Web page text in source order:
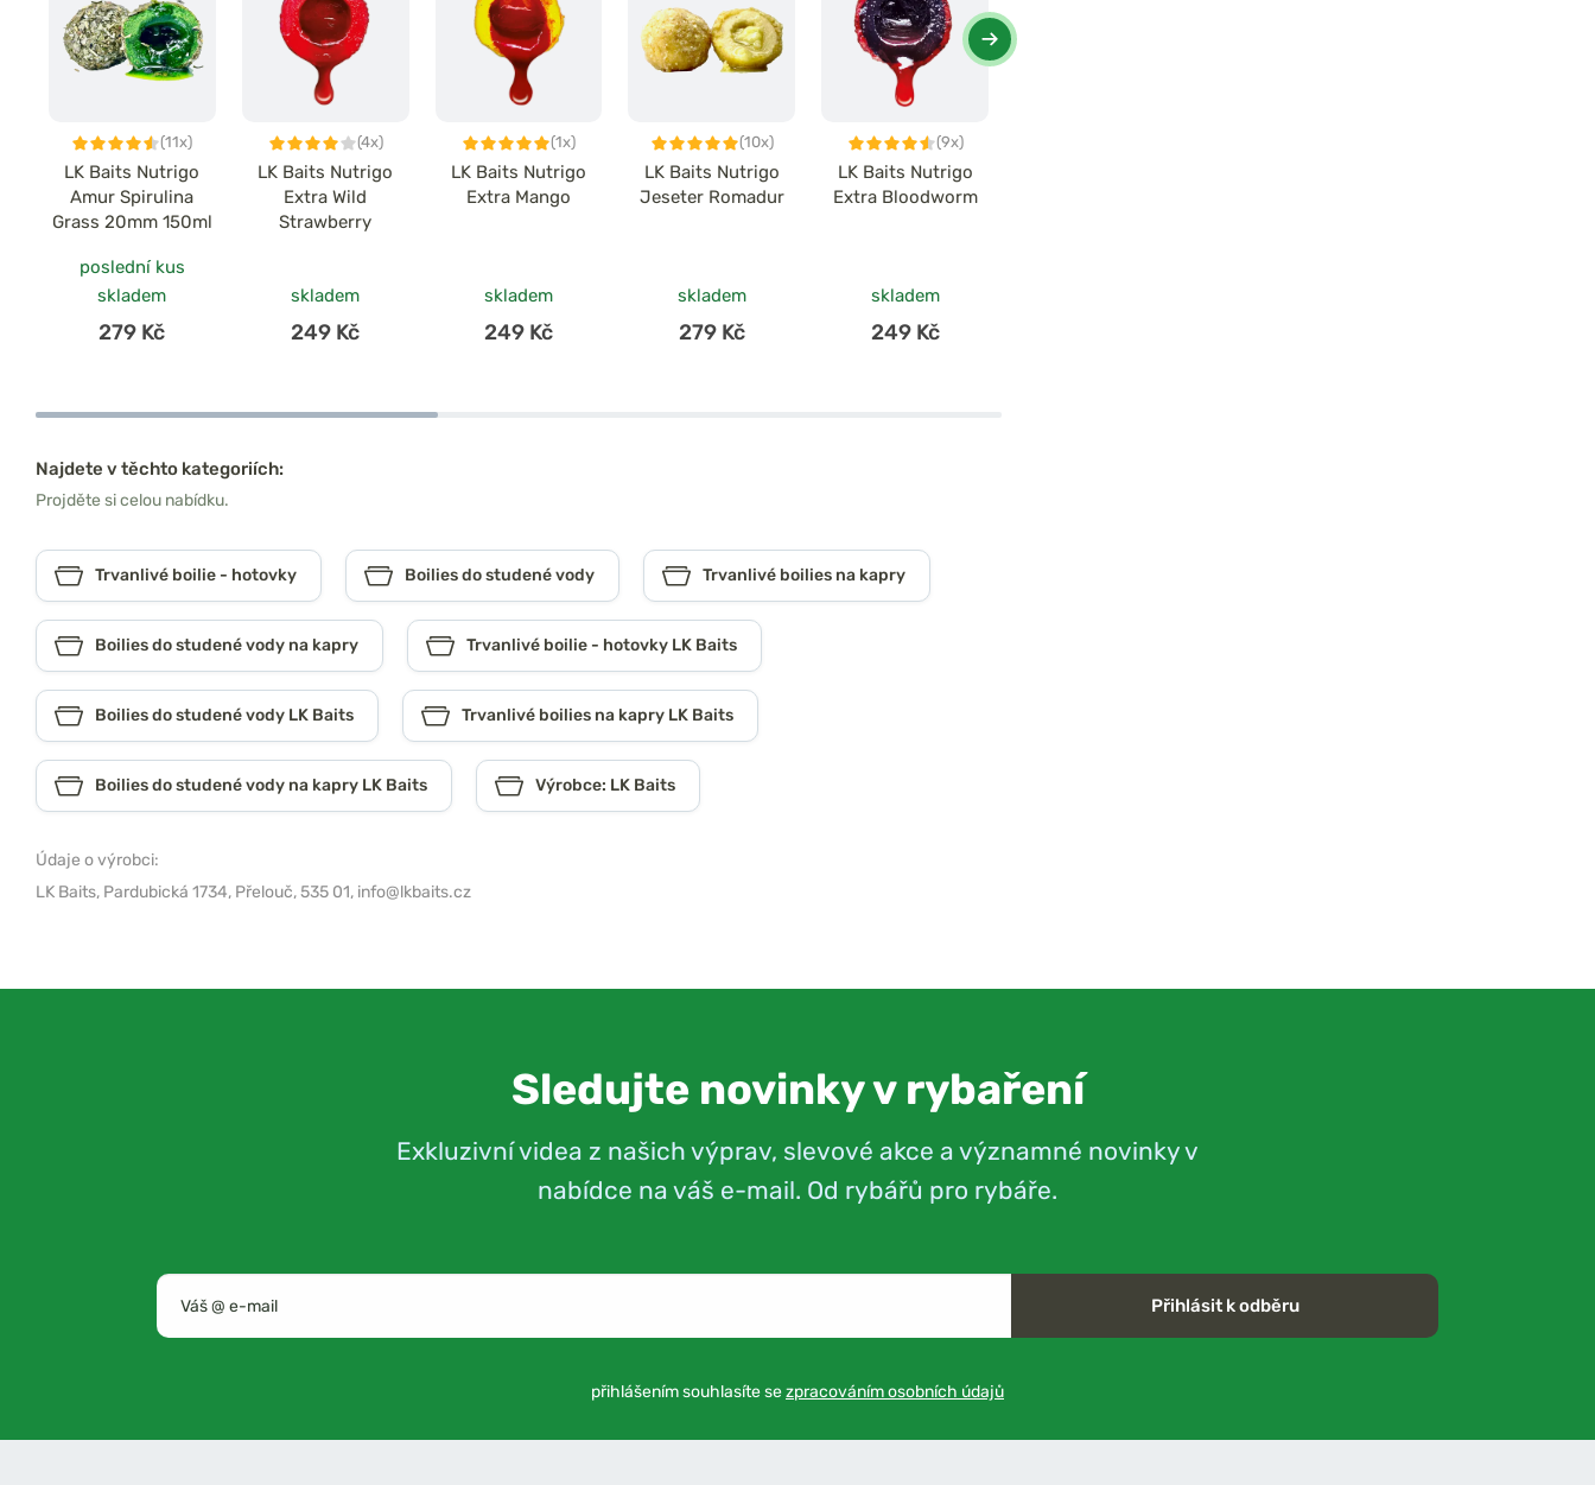
(11x)
LK Baits Nutrigo
Amur Spirulina
Grass 20mm 150ml
poslední kus
skladem
279 Kč
(4x)
LK Baits Nutrigo
Extra Wild
Strawberry
skladem
249 Kč
(1x)
LK Baits Nutrigo
Extra Mango
skladem
249 Kč
(10x)
LK Baits Nutrigo
Jeseter Romadur
skladem
279 Kč
(9x)
LK Baits Nutrigo
Extra Bloodworm
skladem
249 Kč
Najdete v těchto kategoriích:
Projděte si celou nabídku.
Trvanlivé boilie - hotovky Boilies do studené vody Trvanlivé boilies na kapry
Boilies do studené vody na kapry Trvanlivé boilie - hotovky LK Baits
Boilies do studené vody LK Baits Trvanlivé boilies na kapry LK Baits
Boilies do studené vody na kapry LK Baits Výrobce: LK Baits
Údaje o výrobci:
LK Baits, Pardubická 1734, Přelouč, 535 01, info@lkbaits.cz
Sledujte novinky v rybaření
Exkluzivní videa z našich výprav, slevové akce a významné novinky v
nabídce na váš e-mail. Od rybářů pro rybáře.
Přihlásit k odběru
přihlášením souhlasíte sezpracováním osobních údajů